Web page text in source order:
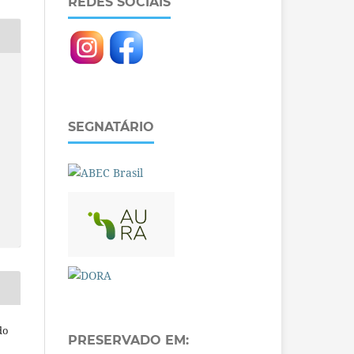
SEGNATÁRIO
PRESERVADO EM: